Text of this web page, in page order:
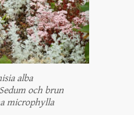
alba
och brun
microphylla